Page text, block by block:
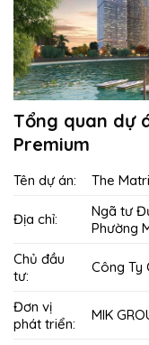
Tổng quan dự
Premium
Tên dự án: The
Địa chỉ:
Ngã tư
Phường
Chủ đầu
tư:
Công Ty
Đơn vị
phát triển:
MIK